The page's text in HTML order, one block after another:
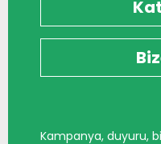
Kampanya, duyuru,